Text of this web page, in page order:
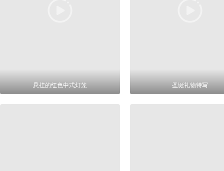
悬挂的红色中式灯笼 圣诞礼物特写